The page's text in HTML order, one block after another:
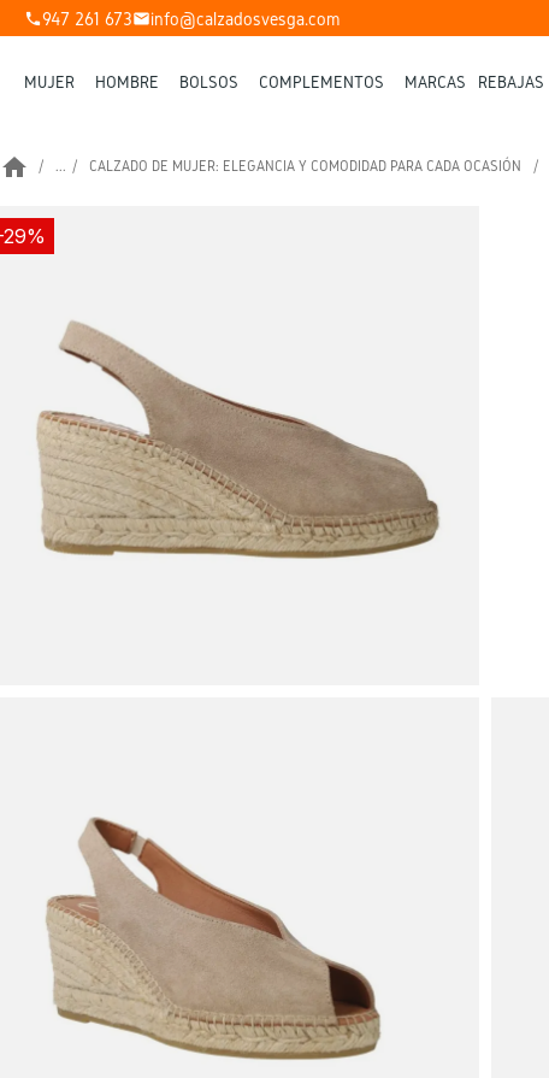
phone947 261 673mailinfo@calzadosvesga.com
MUJER HOMBRE BOLSOS COMPLEMENTOS MARCAS REBAJAS
home ... CALZADO DE MUJER: ELEGANCIA Y COMODIDAD PARA CADA OCASIÓN